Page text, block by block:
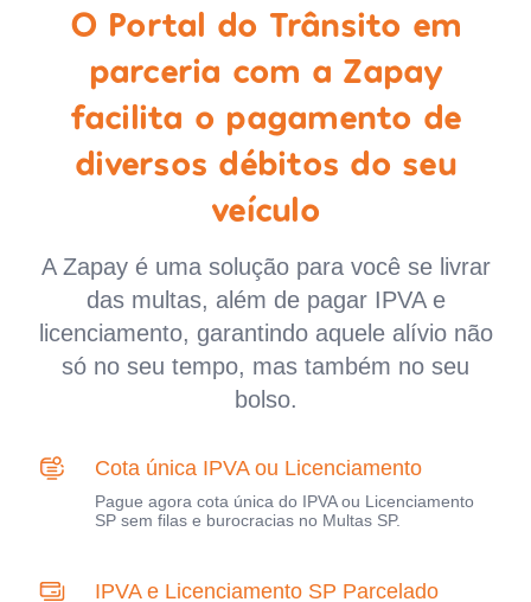
O Portal do Trânsito em
parceria com a Zapay
facilita o pagamento de
diversos débitos do seu
veículo
A Zapay é uma solução para você se livrar
das multas, além de pagar IPVA e
licenciamento, garantindo aquele alívio não
só no seu tempo, mas também no seu
bolso.
Cota única IPVA ou Licenciamento
Pague agora cota única do IPVA ou Licenciamento
SP sem filas e burocracias no Multas SP.
IPVA e Licenciamento SP Parcelado